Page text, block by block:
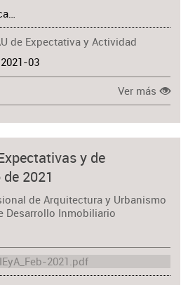
de Expectativa y Actividad
2021-03
Ver más
y de
2021
de Arquitectura y Urbanismo
Desarrollo Inmobiliario